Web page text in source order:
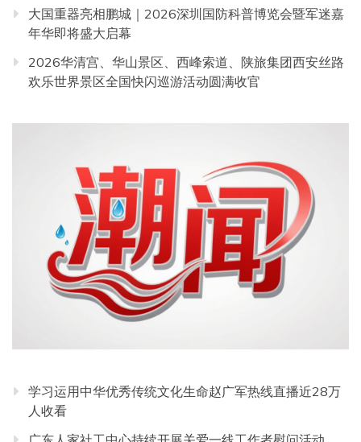
大国重器亮相鹏城｜2026深圳国防科普博览会暨军迷嘉
年华即将盛大启幕
2026华清宫、华山景区、西峰索道、陕旅集团西安丝路
欢乐世界景区全国快闪巡游活动圆满收官
学习运用中华优秀传统文化生命赵广军热线直播近28万
人收看